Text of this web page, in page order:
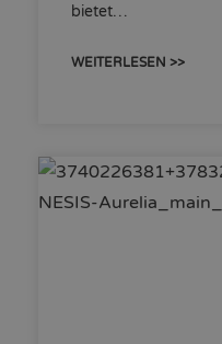
bietet…
WEITERLESEN >>